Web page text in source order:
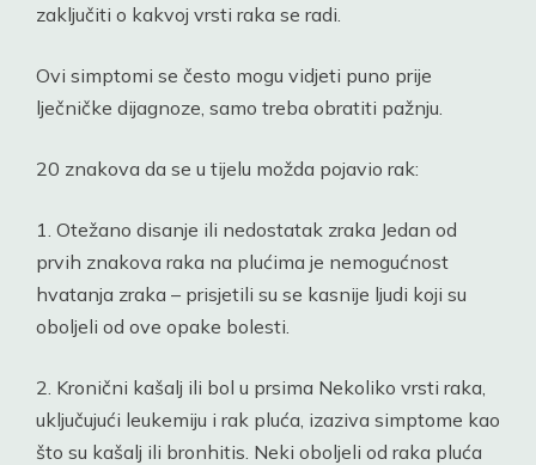
zaključiti o kakvoj vrsti raka se radi.
Ovi simptomi se često mogu vidjeti puno prije
lječničke dijagnoze, samo treba obratiti pažnju.
20 znakova da se u tijelu možda pojavio rak:
1. Otežano disanje ili nedostatak zraka Jedan od
prvih znakova raka na plućima je nemogućnost
hvatanja zraka – prisjetili su se kasnije ljudi koji su
oboljeli od ove opake bolesti.
2. Kronični kašalj ili bol u prsima Nekoliko vrsti raka,
uključujući leukemiju i rak pluća, izaziva simptome kao
što su kašalj ili bronhitis. Neki oboljeli od raka pluća